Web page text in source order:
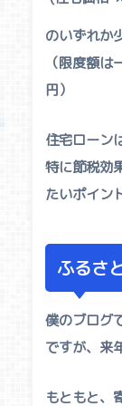
のいずれか
（限度額
円）
住宅ローン
特に節税効
たいポイン
ふるさ
僕のブログ
ですが、来
もともと、